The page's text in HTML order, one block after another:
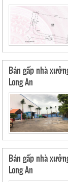
Bán gấp nhà
Long An
Bán gấp nhà
Long An